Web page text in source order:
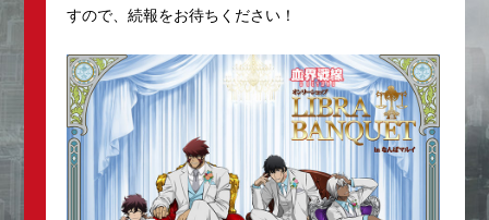
すので、続報をお待ちください！